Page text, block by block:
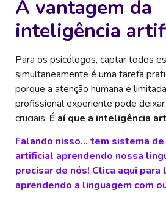
A vantagem da
inteligência
Para os psicólogos, captar todos
simultaneamente é uma tarefa
porque a atenção humana é
profissional experiente pode
cruciais. É aí que a inteligência
Falando nisso… tem sistema
artificial aprendendo nossa
precisar de nós! Clica aqui para
aprendendo a linguagem com